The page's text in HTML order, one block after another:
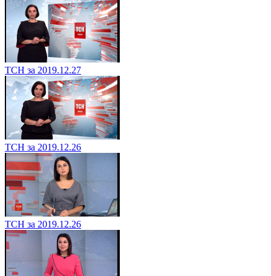
ТСН за 2019.12.27
ТСН за 2019.12.26
ТСН за 2019.12.26